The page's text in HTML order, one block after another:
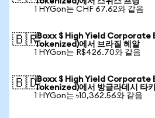
1 HYGon는 CHF 67.62와 같음
🇧🇷iBoxx $ High Yield Corporate
Tokenized)에서 브라질 헤알
1 HYGon는 R$426.70와 같음
🇧🇩iBoxx $ High Yield Corporate
Tokenized)에서 방글라데시 타
1 HYGon는 ৳10,362.56와 같음